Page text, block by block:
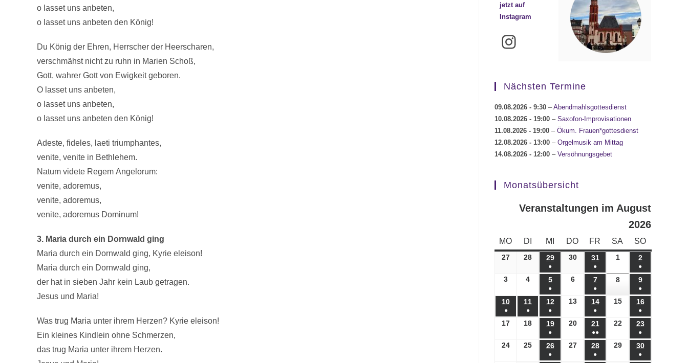
o lasset uns anbeten,
o lasset uns anbeten den König!
Du König der Ehren, Herrscher der Heerscharen,
verschmähst nicht zu ruhn in Marien Schoß,
Gott, wahrer Gott von Ewigkeit geboren.
O lasset uns anbeten,
o lasset uns anbeten,
o lasset uns anbeten den König!
Adeste, fideles, laeti triumphantes,
venite, venite in Bethlehem.
Natum videte Regem Angelorum:
venite, adoremus,
venite, adoremus,
venite, adoremus Dominum!
3. Maria durch ein Dornwald ging
Maria durch ein Dornwald ging, Kyrie eleison!
Maria durch ein Dornwald ging,
der hat in sieben Jahr kein Laub getragen.
Jesus und Maria!
Was trug Maria unter ihrem Herzen? Kyrie eleison!
Ein kleines Kindlein ohne Schmerzen,
das trug Maria unter ihrem Herzen.
jetzt auf
Instagram
Instagram
Nächsten Termine
09.08.2026 - 9:30 –Abendmahlsgottesdienst
10.08.2026 - 19:00 – Saxofon-Improvisationen
11.08.2026 - 19:00 – Ökum. Frauen*gottesdienst
12.08.2026 - 13:00 – Orgelmusik am Mittag
14.08.2026 - 12:00 – Versöhnungsgebet
Monatsübersicht
Veranstaltungen im August
2026
MO MONTAG
DI DIENSTAG
MI MITTWOCH
DO DONNERSTAG
FR FREITAG
SA SAMSTAG
SOSONNTAG
27 27.07.2026
28 28.07.2026
2929.07.2026
●
(1
Veranstaltung)
3030.07.2026
3131.07.2026
●
(1
Veranstaltung)
101.08.2026
202.08.2026
●
(1
Veranstaltung)
3 03.08.2026
4 04.08.2026
505.08.2026
●
(1
Veranstaltung)
606.08.2026
707.08.2026
●
(1
Veranstaltung)
808.08.2026
909.08.2026
●
(1
Veranstaltung)
10 10.08.2026
●
(1
Veranstaltung)
11 11.08.2026
●
(1
Veranstaltung)
1212.08.2026
●
(1
Veranstaltung)
1313.08.2026
1414.08.2026
●
(1
Veranstaltung)
1515.08.2026
1616.08.2026
●
(1
Veranstaltung)
17 17.08.2026
18 18.08.2026
1919.08.2026
●
(1
Veranstaltung)
2020.08.2026
2121.08.2026
●●
(2
Veranstaltungen)
2222.08.2026
2323.08.2026
●
(1
Veranstaltung)
24 24.08.2026
25 25.08.2026
2626.08.2026
●
2727.08.2026
2828.08.2026
●
2929.08.2026
3030.08.2026
●